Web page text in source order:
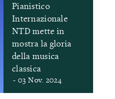
Pianistico
Internazionale
NTD mette in
mostra la gloria
della musica
classica
- 03 Nov. 2024